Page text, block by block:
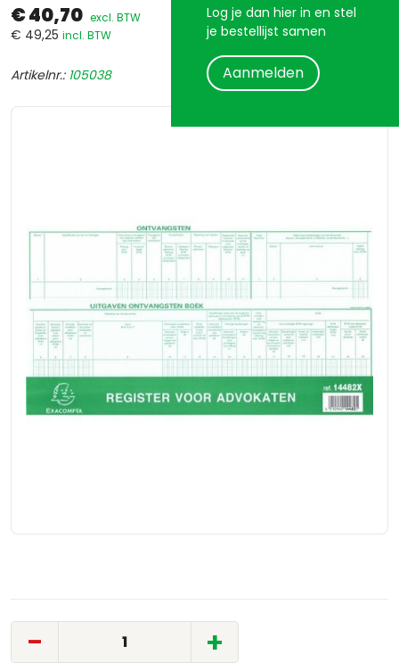
Log je dan hier in en stel
je bestellijst samen
Aanmelden
€ 40,70 excl. BTW
€ 49,25 incl. BTW
Artikelnr.: 105038
- +